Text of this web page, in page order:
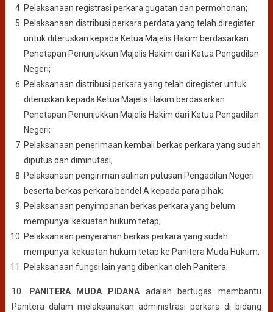
Pelaksanaan registrasi perkara gugatan dan permohonan;
Pelaksanaan distribusi perkara perdata yang telah diregister
untuk diteruskan kepada Ketua Majelis Hakim berdasarkan
Penetapan Penunjukkan Majelis Hakim dari Ketua Pengadilan
Negeri;
Pelaksanaan distribusi perkara yang telah diregister untuk
diteruskan kepada Ketua Majelis Hakim berdasarkan
Penetapan Penunjukkan Majelis Hakim dari Ketua Pengadilan
Negeri;
Pelaksanaan penerimaan kembali berkas perkara yang sudah
diputus dan diminutasi;
Pelaksanaan pengiriman salinan putusan Pengadilan Negeri
beserta berkas perkara bendel A kepada para pihak;
Pelaksanaan penyimpanan berkas perkara yang belum
mempunyai kekuatan hukum tetap;
Pelaksanaan penyerahan berkas perkara yang sudah
mempunyai kekuatan hukum tetap ke Panitera Muda Hukum;
Pelaksanaan fungsi lain yang diberikan oleh Panitera.
10. PANITERA MUDA PIDANA adalah bertugas membantu
Panitera dalam melaksanakan administrasi perkara di bidang